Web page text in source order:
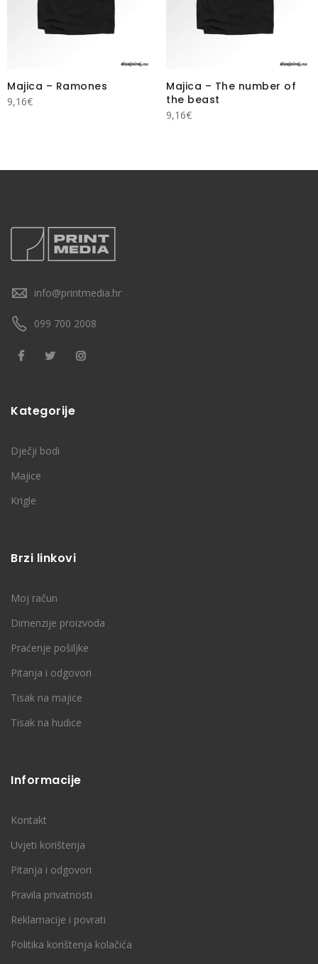
Majica – Ramones
9,16€
Majica – The number of
the beast
9,16€
info@printmedia.hr
099 700 2008
Kategorije
Dječji bodi
Majice
Krigle
Brzi linkovi
Moj račun
Dimenzije proizvoda
Praćenje pošiljke
Pitanja i odgovori
Tisak na majice
Tisak na hudice
Informacije
Kontakt
Uvjeti korištenja
Pitanja i odgovori
Pravila privatnosti
Reklamacije i povrati
Politika korištenja kolačića